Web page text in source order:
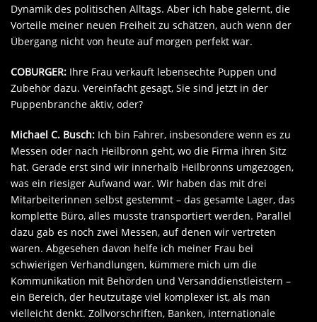
Dynamik des politischen Alltags. Aber ich habe gelernt, die
Vorteile meiner neuen Freiheit zu schätzen, auch wenn der
Übergang nicht von heute auf morgen perfekt war.
COBURGER: Ihre Frau verkauft lebensechte Puppen und
Zubehör dazu. Vereinfacht gesagt, Sie sind jetzt in der
Puppenbranche aktiv, oder?
Michael C. Busch: Ich bin Fahrer, insbesondere wenn es zu
Messen oder nach Heilbronn geht, wo die Firma ihren Sitz
hat. Gerade erst sind wir innerhalb Heilbronns umgezogen,
was ein riesiger Aufwand war. Wir haben das mit drei
Mitarbeiterinnen selbst gestemmt – das gesamte Lager, das
komplette Büro, alles musste transportiert werden. Parallel
dazu gab es noch zwei Messen, auf denen wir vertreten
waren. Abgesehen davon helfe ich meiner Frau bei
schwierigen Verhandlungen, kümmere mich um die
Kommunikation mit Behörden und Versanddienstleistern –
ein Bereich, der heutzutage viel komplexer ist, als man
vielleicht denkt. Zollvorschriften, Banken, internationale